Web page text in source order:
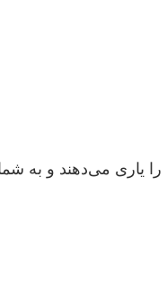
یاری می‌دهند و به